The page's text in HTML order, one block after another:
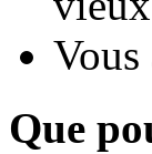
Que